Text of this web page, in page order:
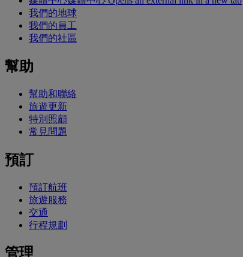
我們的地球
我們的員工
我們的社區
幫助
幫助和聯絡
旅遊更新
特別照顧
常見問題
預訂
預訂航班
旅遊服務
交通
行程規劃
管理